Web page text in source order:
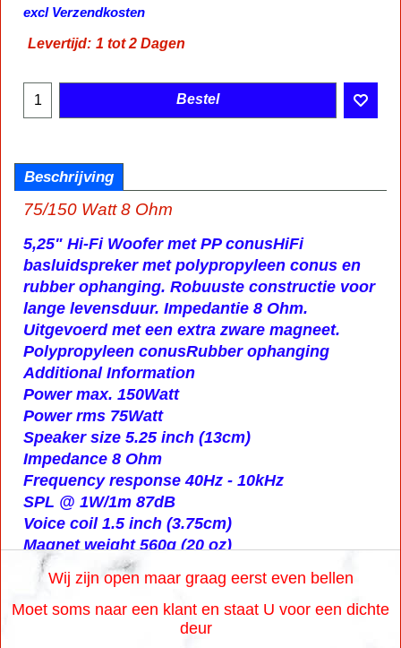
excl Verzendkosten
Levertijd: 1 tot 2 Dagen
Bestel
Beschrijving
75/150 Watt 8 Ohm
5,25" Hi-Fi Woofer met PP conusHiFi
basluidspreker met polypropyleen conus en
rubber ophanging. Robuuste constructie voor
lange levensduur. Impedantie 8 Ohm.
Uitgevoerd met een extra zware magneet.
Polypropyleen conusRubber ophanging
Additional Information
Power max. 150Watt
Power rms 75Watt
Speaker size 5.25 inch (13cm)
Impedance 8 Ohm
Frequency response 40Hz - 10kHz
SPL @ 1W/1m 87dB
Voice coil 1.5 inch (3.75cm)
Magnet weight 560g (20 oz)
Wij zijn open maar graag eerst even bellen
Moet soms naar een klant en staat U voor een dichte
deur